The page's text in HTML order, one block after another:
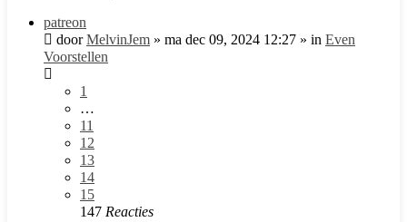
patreon
doorMelvinJem » ma dec 09, 2024 12:27 » in Even
Voorstellen
1
…
11
12
13
14
15
147 Reacties